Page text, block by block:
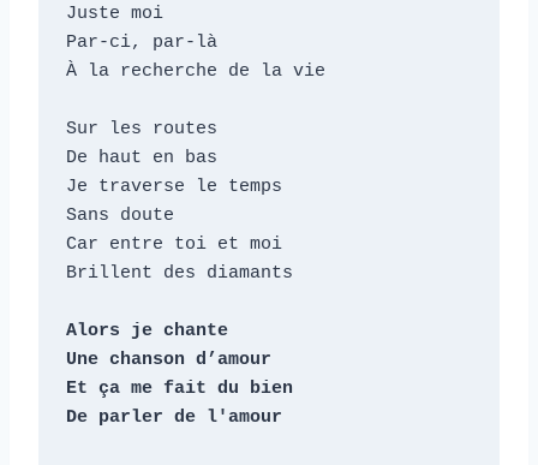
Juste moi
Par-ci, par-là
À la recherche de la vie
Sur les routes
De haut en bas
Je traverse le temps
Sans doute
Car entre toi et moi
Brillent des diamants
Alors je chante
Une chanson d’amour
Et ça me fait du bien
De parler de l'amour